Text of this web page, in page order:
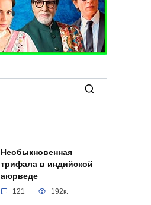
Необыкновенная
трифала в индийской
аюрведе
121 192к.